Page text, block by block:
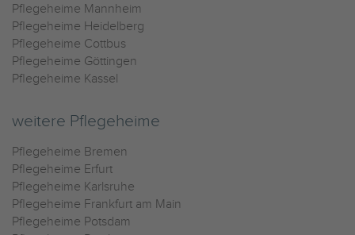
Pflegeheime Mannheim
Pflegeheime Heidelberg
Pflegeheime Cottbus
Pflegeheime Göttingen
Pflegeheime Kassel
weitere Pflegeheime
Pflegeheime Bremen
Pflegeheime Erfurt
Pflegeheime Karlsruhe
Pflegeheime Frankfurt am Main
Pflegeheime Potsdam